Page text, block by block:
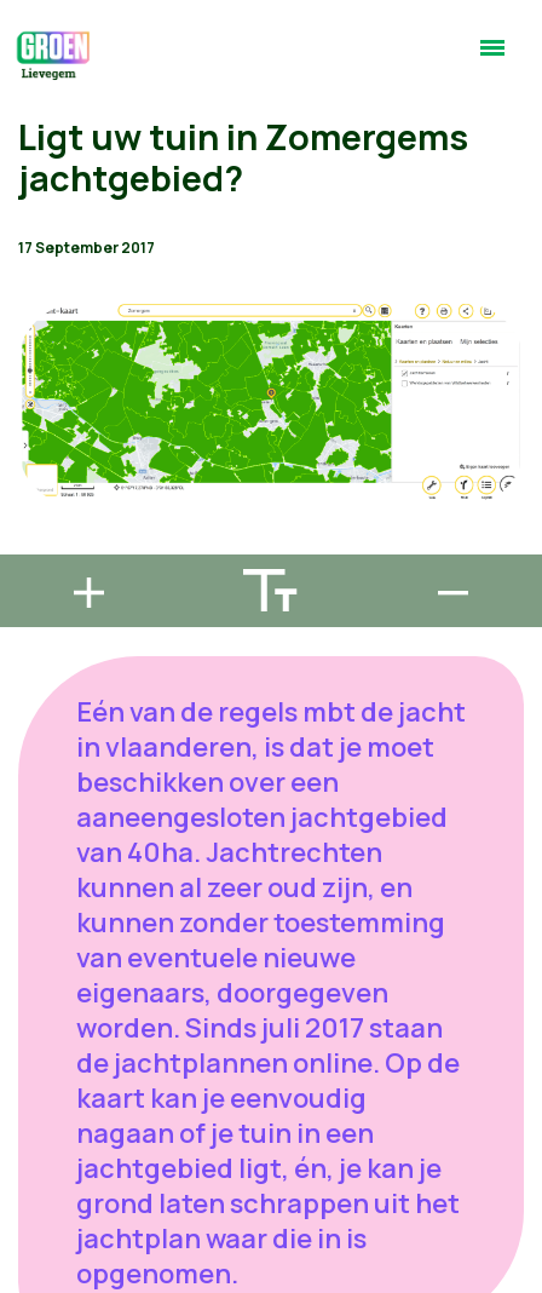
Ligt uw tuin in Zomergems
jachtgebied?
17 September 2017
Eén van de regels mbt de jacht
in vlaanderen, is dat je moet
beschikken over een
aaneengesloten jachtgebied
van 40ha. Jachtrechten
kunnen al zeer oud zijn, en
kunnen zonder toestemming
van eventuele nieuwe
eigenaars, doorgegeven
worden. Sinds juli 2017 staan
de jachtplannen online. Op de
kaart kan je eenvoudig
nagaan of je tuin in een
jachtgebied ligt, én, je kan je
grond laten schrappen uit het
jachtplan waar die in is
opgenomen.